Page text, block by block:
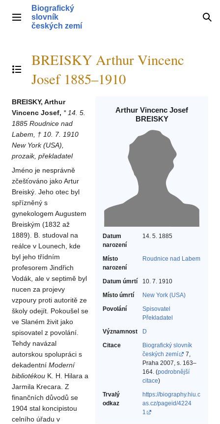
obsahHlavní menu
Biografický
slovník
českých zemí
Přepnout obsah
BREISKY Arthur Vincenc
Josef 1885–1910
Arthur Vincenc Josef
BREISKY
Datum
narození
14. 5. 1885
Místo
narození
Roudnice nad Labem
Datum úmrtí
10. 7. 1910
Místo úmrtí
New York (USA)
Povolání
Spisovatel‎
Překladatel‎
Významnost
D
Citace
Biografický slovník
českých zemí
7,
Praha 2007, s. 163–
164. (podrobnější
citace)
Trvalý
odkaz
https://biography.hiu.c
as.cz/pageid/4224
1
BREISKY, Arthur
Vincenc Josef, * 14. 5.
1885 Roudnice nad
Labem, † 10. 7. 1910
New York (USA),
prozaik, překladatel
Jméno je nesprávně
zčešťováno jako Artur
Breiský. Jeho otec byl
spřízněný s
gynekologem Augustem
Breiským (1832 až
1889). B. studoval na
reálce v Lounech, kde
byl jeho třídním
profesorem Jindřich
Vodák, ale v septimě byl
nucen za projevy
vzpoury proti autoritě ze
školy odejít. Pokoušel se
ve Slaném živit jako
spisovatel z povolání.
Tehdy navázal
autorskou spolupráci s
dekadentní Moderní
bibliotékou K. H. Hilara a
Jarmila Krecara. Z
finančních důvodů se
1904 stal koncipistou
celního úřadu v